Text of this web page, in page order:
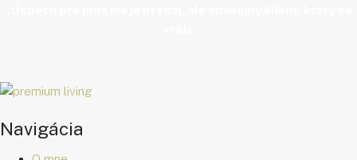
Navigácia